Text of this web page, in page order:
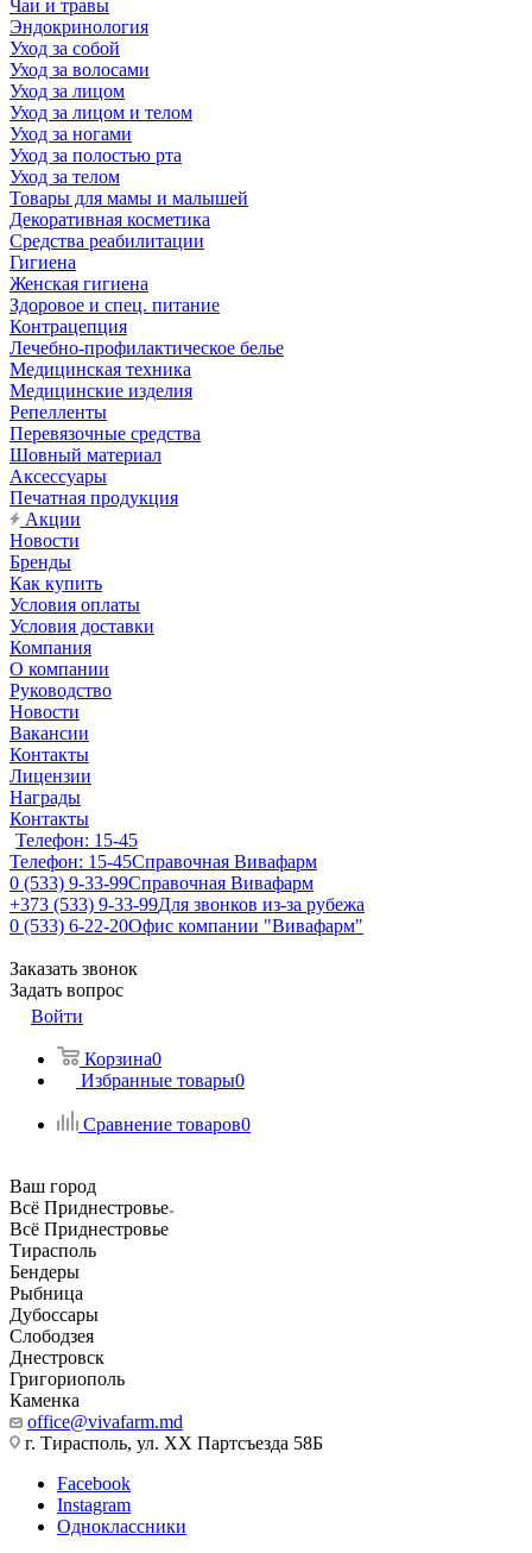
Чаи и травы
Эндокринология
Уход за собой
Уход за волосами
Уход за лицом
Уход за лицом и телом
Уход за ногами
Уход за полостью рта
Уход за телом
Товары для мамы и малышей
Декоративная косметика
Средства реабилитации
Гигиена
Женская гигиена
Здоровое и спец. питание
Контрацепция
Лечебно-профилактическое белье
Медицинская техника
Медицинские изделия
Репелленты
Перевязочные средства
Шовный материал
Аксессуары
Печатная продукция
Акции
Новости
Бренды
Как купить
Условия оплаты
Условия доставки
Компания
О компании
Руководство
Новости
Вакансии
Контакты
Лицензии
Награды
Контакты
Телефон: 15-45
Телефон: 15-45Справочная Вивафарм
0 (533) 9-33-99Справочная Вивафарм
+373 (533) 9-33-99Для звонков из-за рубежа
0 (533) 6-22-20Офис компании "Вивафарм"
Заказать звонок
Задать вопрос
Войти
Корзина0
Избранные товары0
Сравнение товаров0
Ваш город
Всё Приднестровье
Всё Приднестровье
Тирасполь
Бендеры
Рыбница
Дубоссары
Слободзея
Днестровск
Григориополь
Каменка
office@vivafarm.md
г. Тирасполь, ул. ХХ Партсъезда 58Б
Facebook
Instagram
Одноклассники